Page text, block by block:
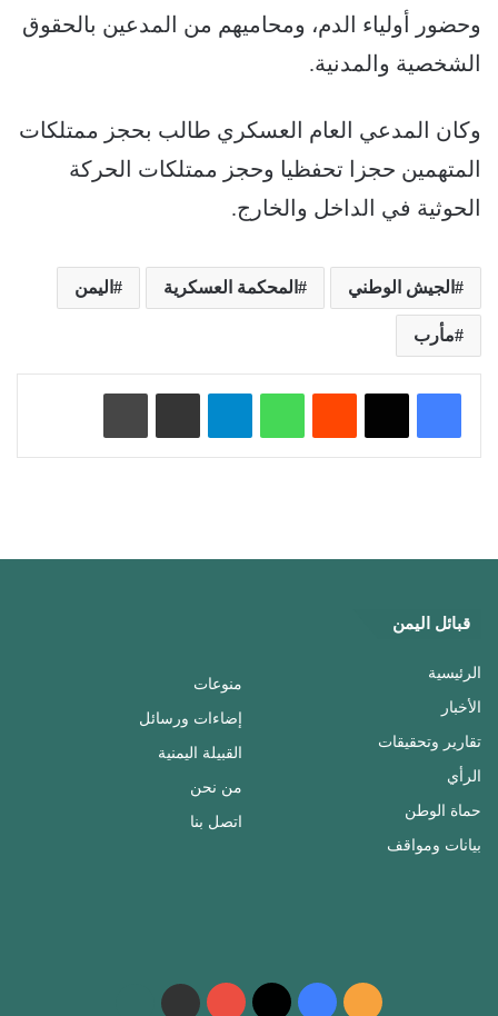
وحضور أولياء الدم، ومحاميهم من المدعين بالحقوق
الشخصية والمدنية.
وكان المدعي العام العسكري طالب بحجز ممتلكات
المتهمين حجزا تحفظيا وحجز ممتلكات الحركة
الحوثية في الداخل والخارج.
الجيش الوطني المحكمة العسكرية اليمن
مأرب
واتساب تيلقرام
قبائل اليمن
الرئيسية
الأخبار
تقارير وتحقيقات
الرأي
حماة الوطن
بيانات ومواقف
منوعات
إضاءات ورسائل
القبيلة اليمنية
من نحن
اتصل بنا
ملخص فيسبوك ‫X
‫YouTubeواتساب